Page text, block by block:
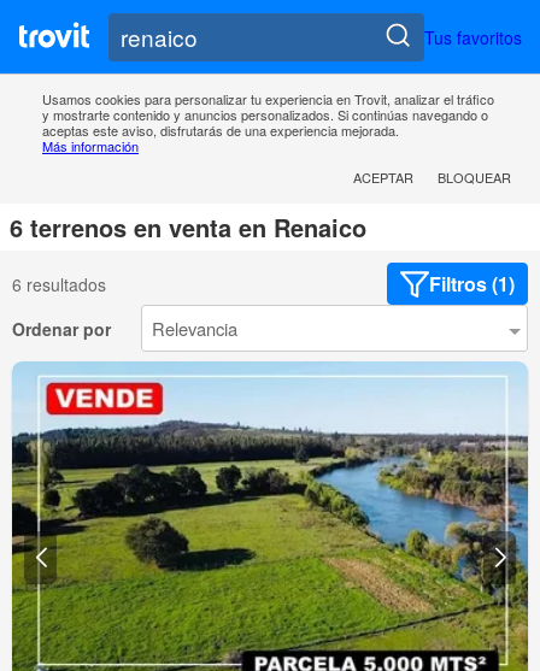
Tus favoritos
Usamos cookies para personalizar tu experiencia en Trovit, analizar el tráfico
y mostrarte contenido y anuncios personalizados. Si continúas navegando o
aceptas este aviso, disfrutarás de una experiencia mejorada.
Más información
ACEPTAR
BLOQUEAR
6 terrenos en venta en Renaico
6 resultados Filtros (1)
Ordenar por